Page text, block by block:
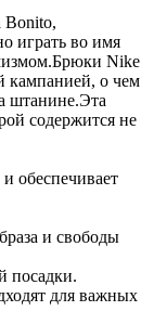
Bonito,
играть во имя
Nike
кампанией, о чем
штанине.Эта
содержится не
обеспечивает
и свободы
посадки.
для важных